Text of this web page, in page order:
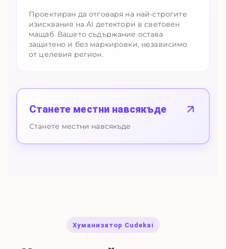
Проектиран да отговаря на най-строгите
изисквания на AI детектори в световен
мащаб. Вашето съдържание остава
защитено и без маркировки, независимо
от целевия регион.
Станете местни навсякъде
Станете местни навсякъде
Хуманизатор Cudekai